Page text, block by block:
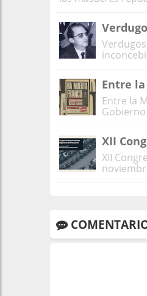
Entre
Entre la
XII
XII